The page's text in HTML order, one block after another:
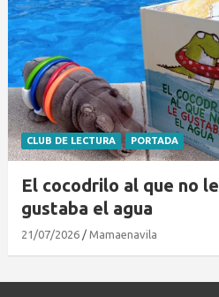
CLUB DE LECTURA PORTADA
El cocodrilo al que no le
gustaba el agua
21/07/2026 Mamaenavila